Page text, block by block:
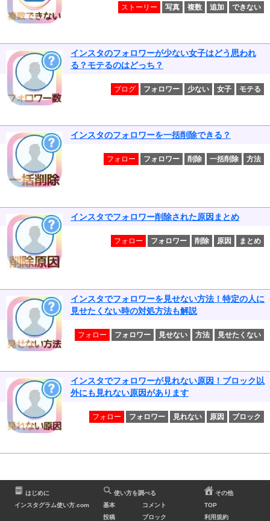
ストーリー 写真 複数 追加 できない
インスタのフォロワーが少ない女子はどう思われ
る？モテるのはどっち？
ブログ フォロワー 少ない 女子 モテる
インスタのフォロワーを一括削除できる？
フォロー フォロワー 削除 一括削除 方法
インスタでフォロワー削除された原因まとめ
フォロー フォロワー 削除 原因 まとめ
インスタでフォロワーを見せない方法！特定の人に
見せたくない時の対処方法も解説
フォロー フォロワー 見せない 方法 見せたくない
インスタでフォロワーが見れない原因！ブロック以
外にも見れない原因があります
フォロー フォロワー 見れない 原因 ブロック
はじめに
インスタグラム使い方.com
使い方を調べる
基本
投稿
コメント
ブロック
その他
TOP
利用規約